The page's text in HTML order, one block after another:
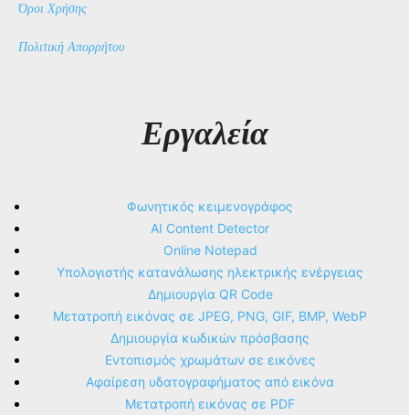
Όροι Χρήσης
Πολιτική Απορρήτου
Εργαλεία
Φωνητικός κειμενογράφος
AI Content Detector
Online Notepad
Υπολογιστής κατανάλωσης ηλεκτρικής ενέργειας
Δημιουργία QR Code
Μετατροπή εικόνας σε JPEG, PNG, GIF, BMP, WebP
Δημιουργία κωδικών πρόσβασης
Εντοπισμός χρωμάτων σε εικόνες
Αφαίρεση υδατογραφήματος από εικόνα
Μετατροπή εικόνας σε PDF